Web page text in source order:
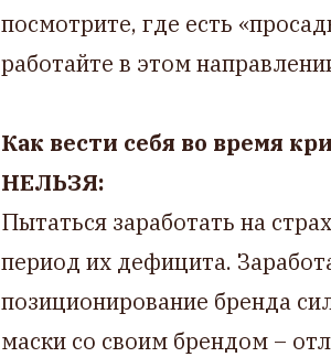
посмотрите, где есть
работайте в этом
Как вести себя во время
НЕЛЬЗЯ:
Пытаться заработать на
период их дефицита.
позиционирование бренда
маски со своим брендом –